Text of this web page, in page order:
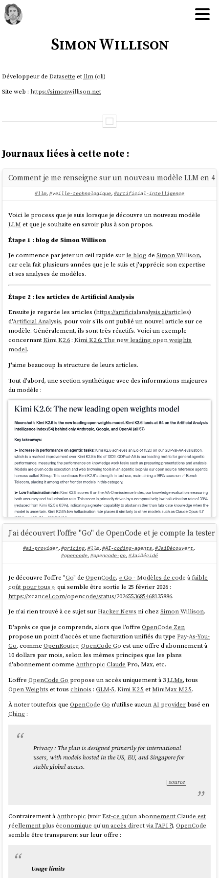
Simon Willison
Développeur de Datasette et llm (cli)
Site web : https://simonwillison.net
Journaux liées à cette note :
Comment je me renseigne sur un nouveau modèle LLM en 4
#llm, #veille-technologique, #artificial-intelligence
Voici le process que je suis lorsque je découvre un nouveau modèle
LLM et que je souhaite en savoir plus à son propos.
Étape 1 : blog de Simon Willison
Je commence par jeter un œil rapide sur le blog deSimon Willison,
car cela fait plusieurs années que je le suis et j'apprécie son expertise
et ses analyses de modèles.
Étape 2 : les articles de Artificial Analysis
Ensuite je regarde les articles (https://artificialanalysis.ai/articles)
d'Artificial Analysis, pour voir s'ils ont publié un nouvel article sur ce
modèle. Généralement, ils sont très réactifs. Voici un exemple
concernantKimi K2.6 :Kimi K2.6: The new leading open weights
model.
J'aime beaucoup la structure de leurs articles.
Tout d'abord, une section synthétique avec des informations majeures
du modèle :
Ensuite, la position du nouveau modèle pour différentsleaderboards
En troisième étape, j'utilise
pour identifier le thread qui traite du modèle. Voici par exemple celui à
propos deKimi K2.6: Advancing open-source codinget ses 371
commentaires.
À partir de l'url de ce thread, je lance le prompt suivant dansClaude
Utilise `fetch_html` pour récupérer
https://news.ycombinator.com/item?id=47835735
et lis le nombre total de commentaires indiqué
J'ai découvert l'offre "Go" de OpenCode et je compte la
#ai-provider, #pricing, #llm, #AI-coding-agents, #JaiDécouvert,
#opencode, #opencode-go, #JaiDécidé
Je découvre l'offre "Go" deOpenCode, « Go - Modèles de code à faible
coût pour tous », qui semble être sortie le 25 février 2026 :
https://xcancel.com/opencode/status/2026553685468135886.
Je n'ai rien trouvé à ce sujet surHacker News ni chezSimon Willison.
D'après ce que je comprends, alors que l'offreOpenCode Zen
propose un point d'accès et une facturation unifiés du typePay-As-You-
Go, commeOpenRouter,OpenCode Go est une offre d'abonnement à
10 dollars par mois, selon les mêmes principes que les plans
d'abonnement commeAnthropic Claude Pro, Max, etc.
L'offreOpenCode Go propose un accès uniquement à 3LLMs, tous
Open Weights et touschinois :GLM-5,Kimi K2.5 etMiniMax M2.5.
À noter toutefois queOpenCode Go n'utilise aucunAI providerbasé en
Chine :
Privacy : The plan is designed primarily for international
users, with models hosted in the US, EU, and Singapore for
stable global access.
source
Contrairement àAnthropic (voirEst-ce qu'un abonnement Claude est
réellement plus économique qu'un accès direct via l'API ?),OpenCode
semble être transparent sur leur offre :
Usage limits